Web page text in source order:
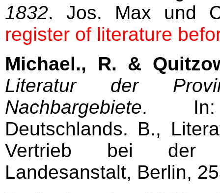
1832. Jos. Max und
register of literature
Michael., R. &
Literatur der
Nachbargebiete. In:
Deutschlands. B.,
Vertrieb bei der
Landesanstalt, Berlin,